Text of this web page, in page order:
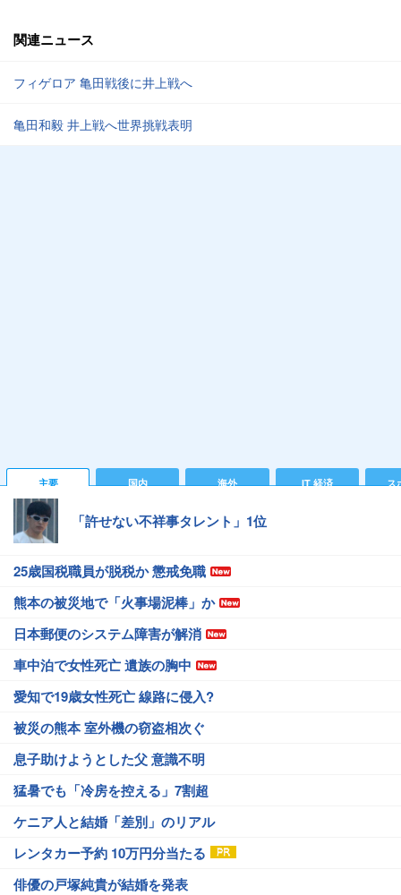
関連ニュース
フィゲロア 亀田戦後に井上戦へ
亀田和毅 井上戦へ世界挑戦表明
主要 国内 海外 IT 経済 ス
「許せない不祥事タレント」1位
25歳国税職員が脱税か 懲戒免職
熊本の被災地で「火事場泥棒」か
日本郵便のシステム障害が解消
車中泊で女性死亡 遺族の胸中
愛知で19歳女性死亡 線路に侵入?
被災の熊本 室外機の窃盗相次ぐ
息子助けようとした父 意識不明
猛暑でも「冷房を控える」7割超
ケニア人と結婚「差別」のリアル
レンタカー予約 10万円分当たる
俳優の戸塚純貴が結婚を発表